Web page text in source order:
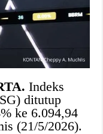
Indeks
ditutup
ke 6.094,94
(21/5/2026).